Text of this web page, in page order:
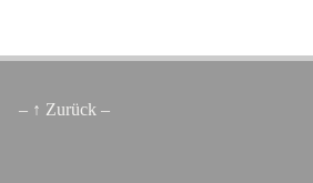
– ↑ Zurück –